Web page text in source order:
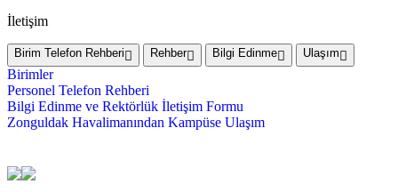
İletişim
Birim Telefon Rehberi Rehber Bilgi Edinme Ulaşım
Birimler
Personel Telefon Rehberi
Bilgi Edinme ve Rektörlük İletişim Formu
Zonguldak Havalimanından Kampüse Ulaşım